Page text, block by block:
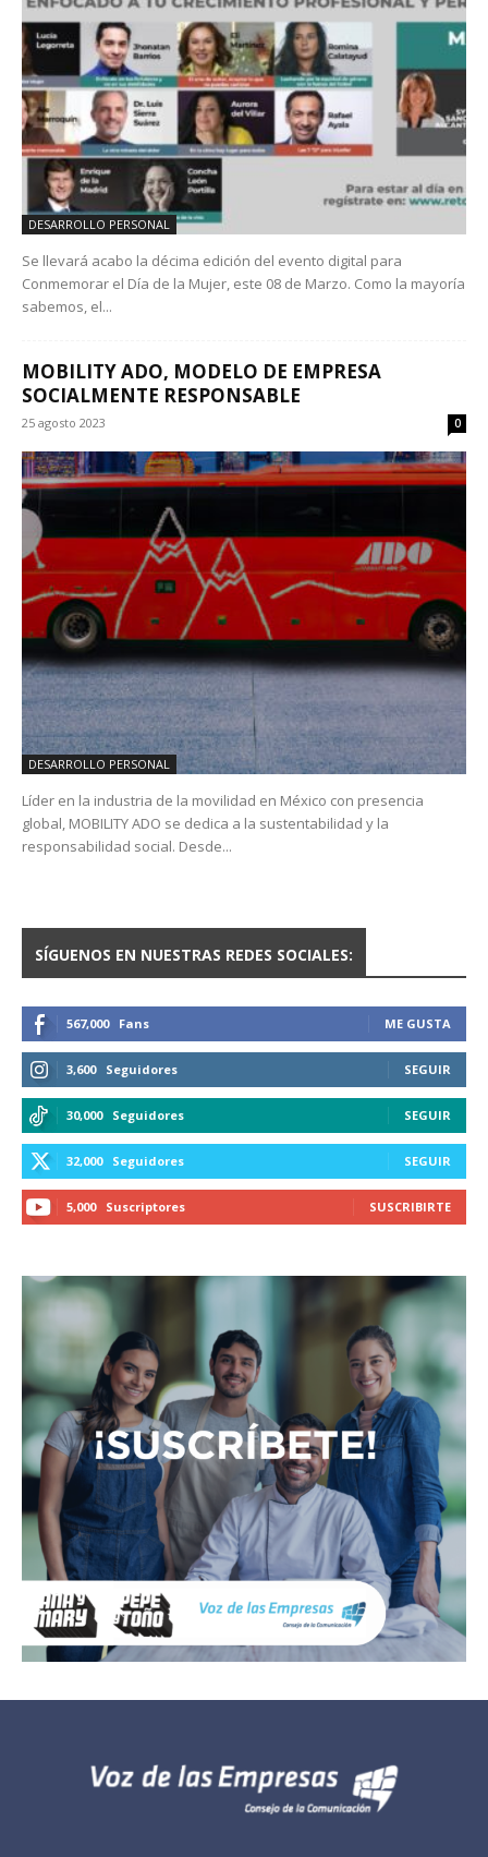
DESARROLLO PERSONAL
Se llevará acabo la décima edición del evento digital para
Conmemorar el Día de la Mujer, este 08 de Marzo. Como la mayoría
sabemos, el...
MOBILITY ADO, MODELO DE EMPRESA
SOCIALMENTE RESPONSABLE
25 agosto 2023 0
DESARROLLO PERSONAL
Líder en la industria de la movilidad en México con presencia
global, MOBILITY ADO se dedica a la sustentabilidad y la
responsabilidad social. Desde...
SÍGUENOS EN NUESTRAS REDES SOCIALES:
567,000 Fans ME GUSTA
3,600 Seguidores SEGUIR
30,000 Seguidores SEGUIR
32,000 Seguidores SEGUIR
5,000 Suscriptores SUSCRIBIRTE